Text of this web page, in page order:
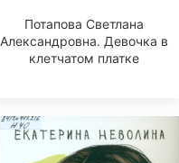
Потапова Светлана
Александровна. Девочка в
клетчатом платке